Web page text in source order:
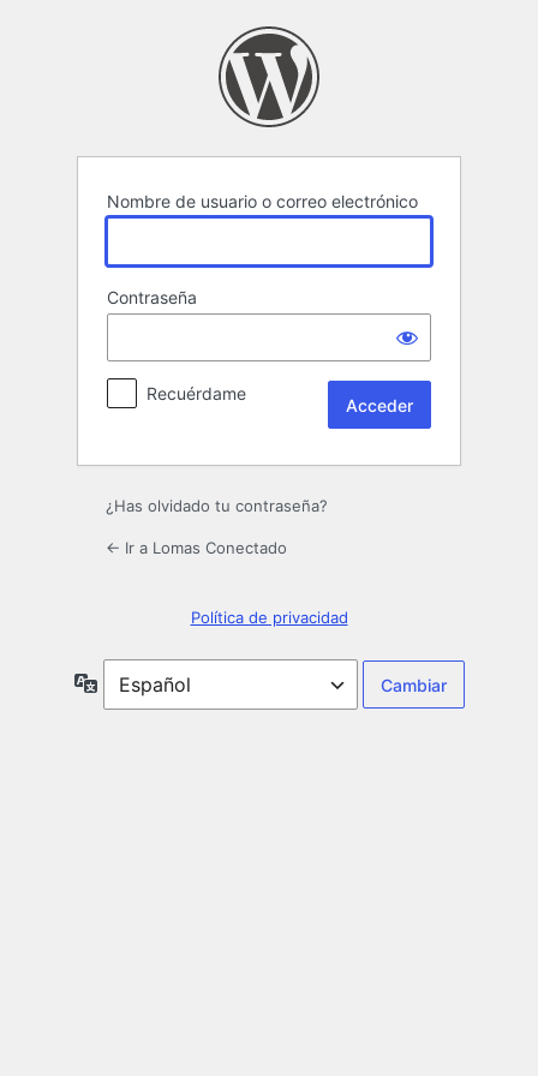
Nombre de usuario o correo electrónico
Contraseña
Recuérdame
¿Has olvidado tu contraseña?
← Ir a Lomas Conectado
Política de privacidad
Idioma